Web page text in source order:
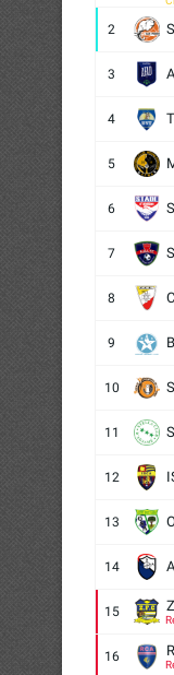
2
3
4
5
6
7
8
9
10
11
12
13
14
15
16